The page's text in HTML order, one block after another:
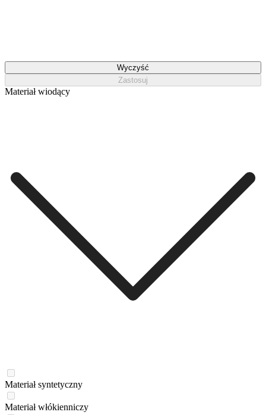
Wyczyść
Zastosuj
Materiał wiodący
Materiał syntetyczny
Materiał włókienniczy